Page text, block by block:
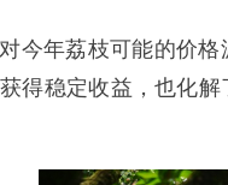
今年荔枝可能的价
得稳定收益，也化